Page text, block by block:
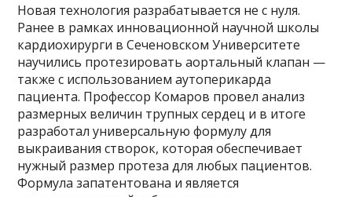
Новая технология разрабатывается не с нуля.
Ранее в рамках инновационной научной школы
кардиохирурги в Сеченовском Университете
научились протезировать аортальный клапан —
также с использованием аутоперикарда
пациента. Профессор Комаров провел анализ
размерных величин трупных сердец и в итоге
разработал универсальную формулу для
выкраивания створок, которая обеспечивает
нужный размер протеза для любых пациентов.
Формула запатентована и является